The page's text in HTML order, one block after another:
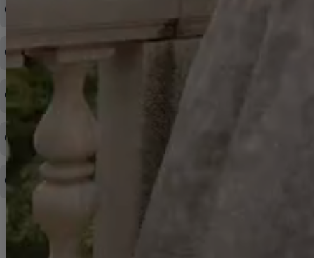
◆下記ページより、ログインIDの変更が可能です。
注文内容の変更・キャンセルをしたい
◆即日発送を行なっている関係上、午後以降のご連絡やキャンセル
はご対応できない場合がございます。
ご希望の場合は、お早めにご連絡を頂けますようお願い致します。
※発送後、発送準備が完了しお手続きが間に合わない場合は変更、
キャンセルをお断りさせて頂くことはがありますのであらかじめご
◆代金引換・クレジットカード・携帯キャリア決済・おねだり決
済・AmazonPayなどがございます。
商品や配送日時など、注文内容の変更はできますか？
◆商品発送前の変更は承っております。
領収書を発行してほしい